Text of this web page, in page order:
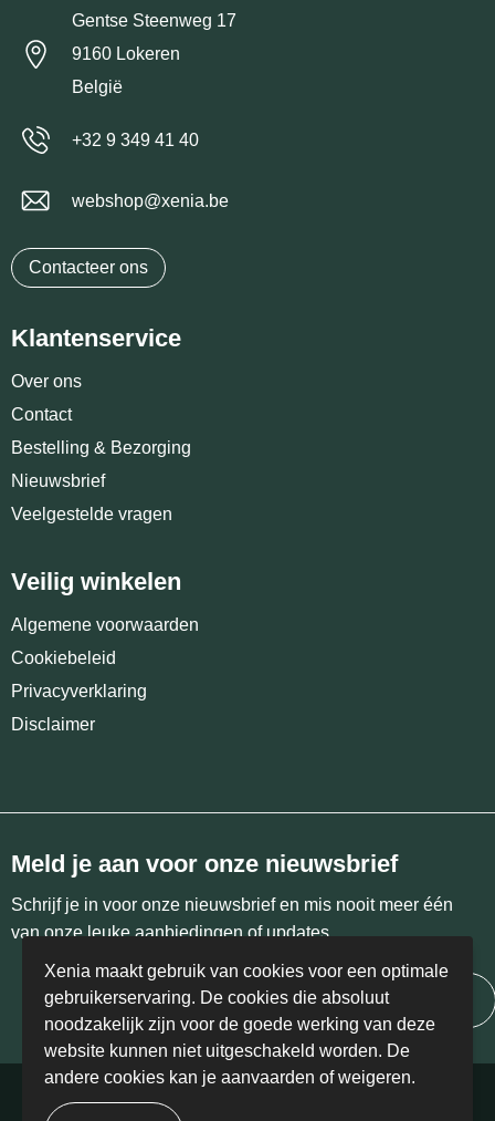
Gentse Steenweg 17
9160 Lokeren
België
+32 9 349 41 40
webshop@xenia.be
Contacteer ons
Klantenservice
Over ons
Contact
Bestelling & Bezorging
Nieuwsbrief
Veelgestelde vragen
Veilig winkelen
Algemene voorwaarden
Cookiebeleid
Privacyverklaring
Disclaimer
Meld je aan voor onze nieuwsbrief
Schrijf je in voor onze nieuwsbrief en mis nooit meer één
van onze leuke aanbiedingen of updates.
Inschrijven
© Copyright Xenia 2024 | BE 0458.405.766
Xenia maakt gebruik van cookies voor een optimale
gebruikerservaring. De cookies die absoluut
noodzakelijk zijn voor de goede werking van deze
website kunnen niet uitgeschakeld worden. De
andere cookies kan je aanvaarden of weigeren.